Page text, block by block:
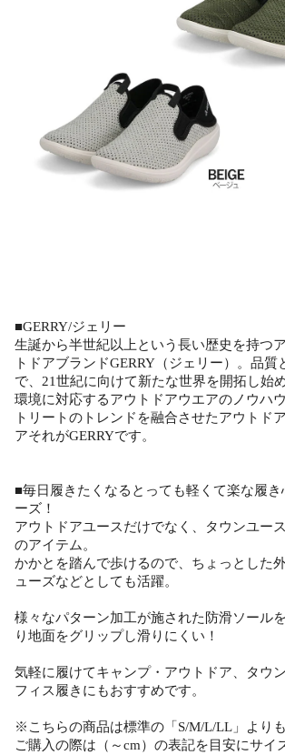
■GERRY/ジェリー
生誕から半世紀以上という長い歴史を持つ
トドアブランドGERRY（ジェリー）。品質
で、21世紀に向けて新たな世界を開拓し始
環境に対応するアウトドアウエアのノウハ
トリートのトレンドを融合させたアウトド
アそれがGERRYです。
■毎日履きたくなるとっても軽くて楽な履き
ーズ！
アウトドアユースだけでなく、タウンユー
のアイテム。
かかとを踏んで歩けるので、ちょっとした
ューズなどとしても活躍。
様々なパターン加工が施された防滑ソール
り地面をグリップし滑りにくい！
気軽に履けてキャンプ・アウトドア、タウ
フィス履きにもおすすめです。
※こちらの商品は標準の「S/M/L/LL」よりも
ご購入の際は（～cm）の表記を目安にサイ